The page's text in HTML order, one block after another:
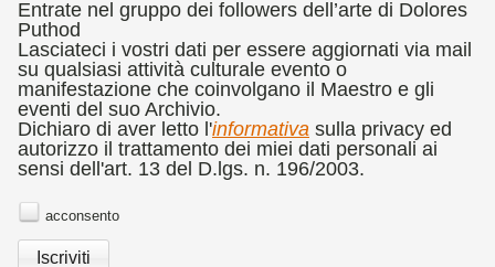
PRESENTAZIONI
CENNI BIOGRAFICI
CATALOGO
CONCORSI
BANDO CONCORSO D’ARTE DOLORES PUTHOD
"L'ANIMA DEL SEGNO TEATRALE"
BANDO CONCORSO DI FOTOGRAFIA DOLORES
PUTHOD
PRESS
RASSEGNA STAMPA
COMMEDIA DELL'ARTE
NEWSLETTER
"INTERNO CON MANDOLA", 1998
olio su tela, cm. 60 x 80
Entrate nel gruppo dei followers dell’arte di Dolores
Puthod
Lasciateci i vostri dati per essere aggiornati via mail
su qualsiasi attività culturale evento o
manifestazione che coinvolgano il Maestro e gli
eventi del suo Archivio.
Dichiaro di aver letto l'informativa sulla privacy ed
autorizzo il trattamento dei miei dati personali ai
sensi dell'art. 13 del D.lgs. n. 196/2003.
acconsento